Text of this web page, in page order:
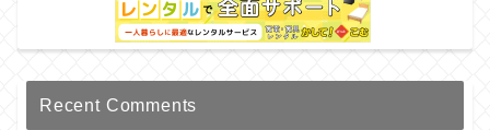
Recent Comments